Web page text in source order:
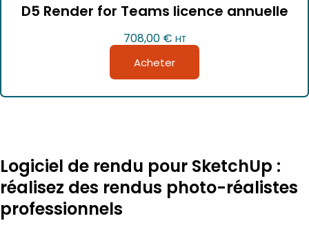
D5 Render for Teams licence annuelle
708,00 € HT
Acheter
Logiciel de rendu pour SketchUp :
réalisez des rendus photo-réalistes
professionnels